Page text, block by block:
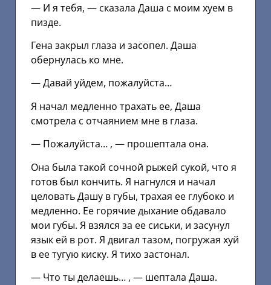
— И я тебя, — сказала Даша с моим хуем в
пизде.
Гена закрыл глаза и засопел. Даша
обернулась ко мне.
— Давай уйдем, пожалуйста…
Я начал медленно трахать ее, Даша
смотрела с отчаянием мне в глаза.
— Пожалуйста… , — прошептала она.
Она была такой сочной рыжей сукой, что я
готов был кончить. Я нагнулся и начал
целовать Дашу в губы, трахая ее глубоко и
медленно. Ее горячие дыхание обдавало
мои губы. Я взялся за ее сиськи, и засунул
язык ей в рот. Я двигал тазом, погружая хуй
в ее тугую киску. Я тихо застонал.
— Что ты делаешь… , — шептала Даша.